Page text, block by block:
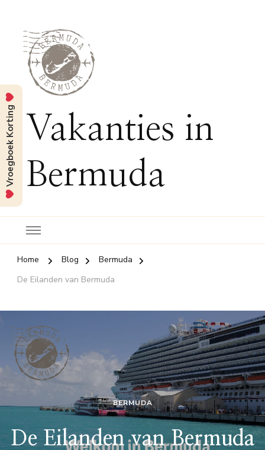
Vakanties in
Bermuda
Home Blog
Bermuda
De Eilanden van Bermuda
BERMUDA
De Eilanden van Bermuda
Vroegboek Korting